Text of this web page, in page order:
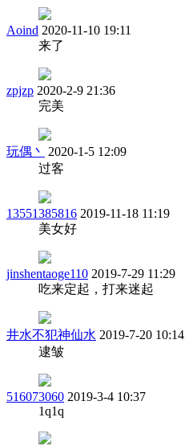
Aoind 2020-11-10 19:11
来了
zpjzp 2020-2-9 21:36
完美
玩偶丶
2020-1-5 12:09
过客
13551385816 2019-11-18 11:19
美女好
jinshentaoge110 2019-7-29 11:29
吃来定起，打来迷起
井水不犯神仙水 2019-7-20 10:14
逮皱
516073060 2019-3-4 10:37
1q1q